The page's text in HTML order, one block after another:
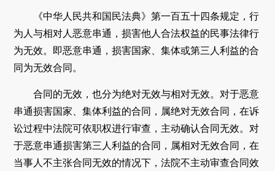
《中华人民共和国民法典》第一百五十四条规定，行
为人与相对人恶意串通，损害他人合法权益的民事法律行
为无效。即恶意串通，损害国家、集体或第三人利益的合
同为无效合同。
合同的无效，也分为绝对无效与相对无效。对于恶意
串通损害国家、集体利益的合同，属绝对无效合同，在诉
讼过程中法院可依职权进行审查，主动确认合同无效。对
于恶意串通损害第三人利益的合同，属相对无效合同，在
当事人不主张合同无效的情况下，法院不主动审查合同效